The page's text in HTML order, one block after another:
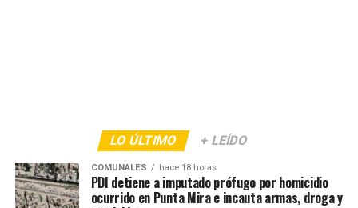
LO ÚLTIMO + LEÍDO
COMUNALES hace 18 horas
PDI detiene a imputado prófugo por homicidio
ocurrido en Punta Mira e incauta armas, droga y